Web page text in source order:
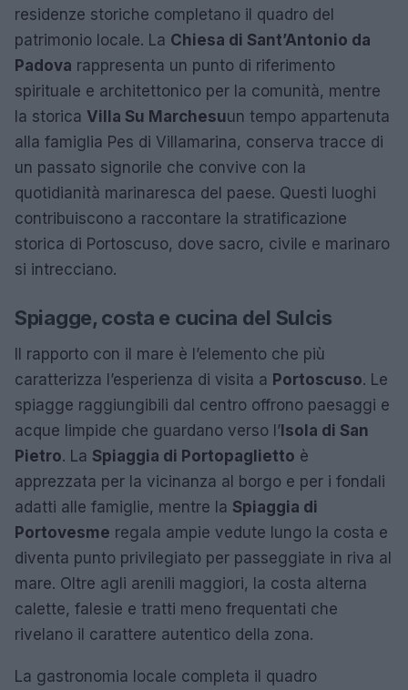
residenze storiche completano il quadro del
patrimonio locale. La Chiesa di Sant’Antonio da
Padova rappresenta un punto di riferimento
spirituale e architettonico per la comunità, mentre
la storica Villa Su Marchesuun tempo appartenuta
alla famiglia Pes di Villamarina, conserva tracce di
un passato signorile che convive con la
quotidianità marinaresca del paese. Questi luoghi
contribuiscono a raccontare la stratificazione
storica di Portoscuso, dove sacro, civile e marinaro
si intrecciano.
Spiagge, costa e cucina del Sulcis
Il rapporto con il mare è l’elemento che più
caratterizza l’esperienza di visita a Portoscuso. Le
spiagge raggiungibili dal centro offrono paesaggi e
acque limpide che guardano verso l’ Isola di San
Pietro. La Spiaggia di Portopaglietto è
apprezzata per la vicinanza al borgo e per i fondali
adatti alle famiglie, mentre la Spiaggia di
Portovesme regala ampie vedute lungo la costa e
diventa punto privilegiato per passeggiate in riva al
mare. Oltre agli arenili maggiori, la costa alterna
calette, falesie e tratti meno frequentati che
rivelano il carattere autentico della zona.
La gastronomia locale completa il quadro